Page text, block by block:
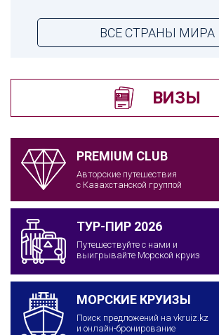
ВСЕ СТРАНЫ МИРА
ВИЗЫ
PREMIUM CLUB
Авторские путешествия
с Казахстанской группой
ТУР-ПИР 2026
Путешествуйте с нами и
выигрывайте Морской круиз
МОРСКИЕ КРУИЗЫ
Поиск предложений на vkruiz.kz
и онлайн-бронирование